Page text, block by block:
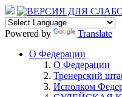
Powered by
Translate
О Федерации
О Федерации
Тренерский
Исполком